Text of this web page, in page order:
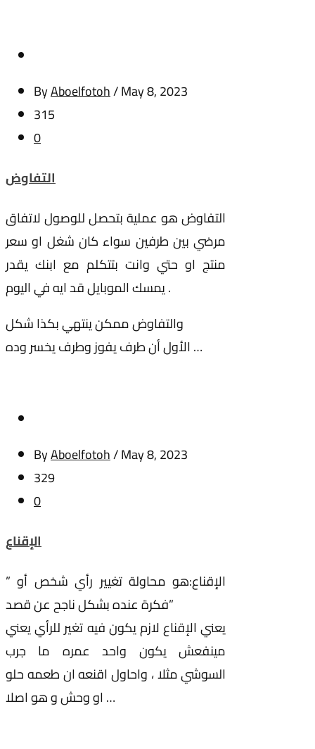
ByAboelfotoh/May 8, 2023
315
0
التفاوض
التفاوض هو عملية بتحصل للوصول لاتفاق
مرضي بين طرفين سواء كان شغل او سعر
منتج او حتي وانت بتتكلم مع ابنك يقدر
يمسك الموبايل قد ايه في اليوم .
الأول أن طرف يفوز وطرف يخسر وده …
ByAboelfotoh/May 8, 2023
329
0
الإقناع
” الإقناع:هو محاولة تغيير رأي شخص أو
فكرة عنده بشكل ناجح عن قصد”
يعني الإقناع لازم يكون فيه تغير للرأي يعني
مينفعش يكون واحد عمره ما جرب
السوشي مثلا ، واحاول اقنعه ان طعمه حلو
او وحش و هو اصلا …